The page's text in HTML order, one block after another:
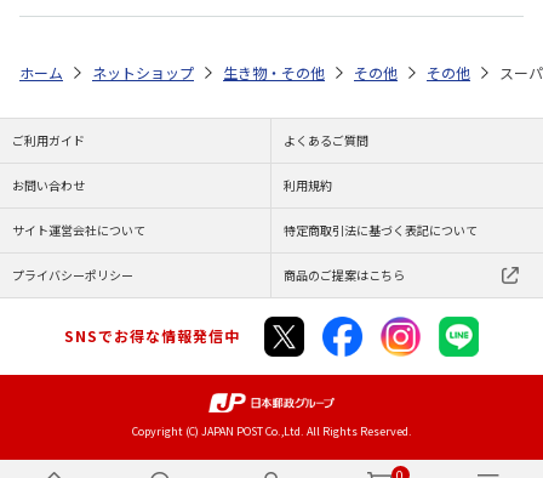
ホーム ネットショップ 生き物・その他 その他 その他 スー
ご利用ガイド よくあるご質問
お問い合わせ 利用規約
サイト運営会社について 特定商取引法に基づく表記について
プライバシーポリシー 商品のご提案はこちら
SNSでお得な情報発信中
Copyright (C) JAPAN POST Co.,Ltd. All Rights Reserved.